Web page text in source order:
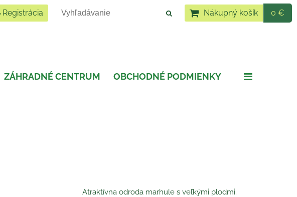
Registrácia Nákupný košík 0 €
ZÁHRADNÉ CENTRUM OBCHODNÉ PODMIENKY
Atraktívna odroda marhule s veľkými plodmi.